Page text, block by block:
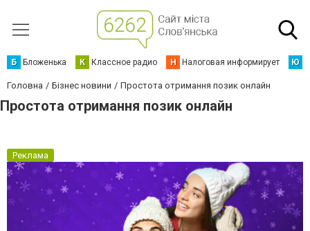
Б Бложенька К Классное радио Н Налоговая информирует Ю
Головна Бізнес новини Простота отримання позик онлайн
Простота отримання позик онлайн
Реклама